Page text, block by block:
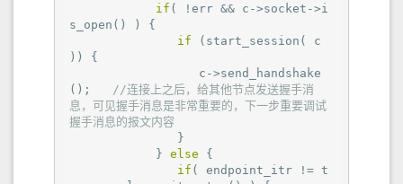
if ( !err && c->socket->i
s_open() ) {
if (start_session( c
)) {
();
//连接上之后，给其他节点发送握手消
息，可见握手消息是非常重要的，下一步重要调试
握手消息的报文内容
            }
else {
if ( endpoint_itr != t